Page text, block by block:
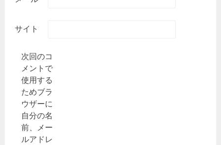
サイト
次回のコ
メントで
使用する
ためブラ
ウザーに
自分の名
前、メー
ルアドレ